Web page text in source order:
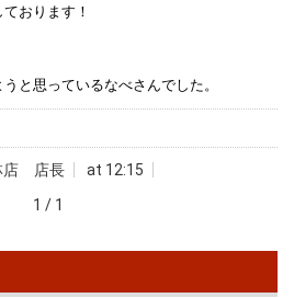
おります！
と思っているなべさんでした。
店 店長
at 12:15
1 / 1